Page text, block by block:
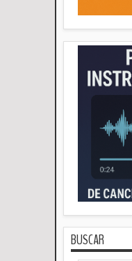
BUSCAR